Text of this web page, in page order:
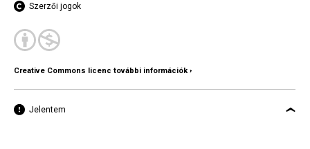
Szerzői jogok
Creative Commons licenc további információk ›
Jelentem